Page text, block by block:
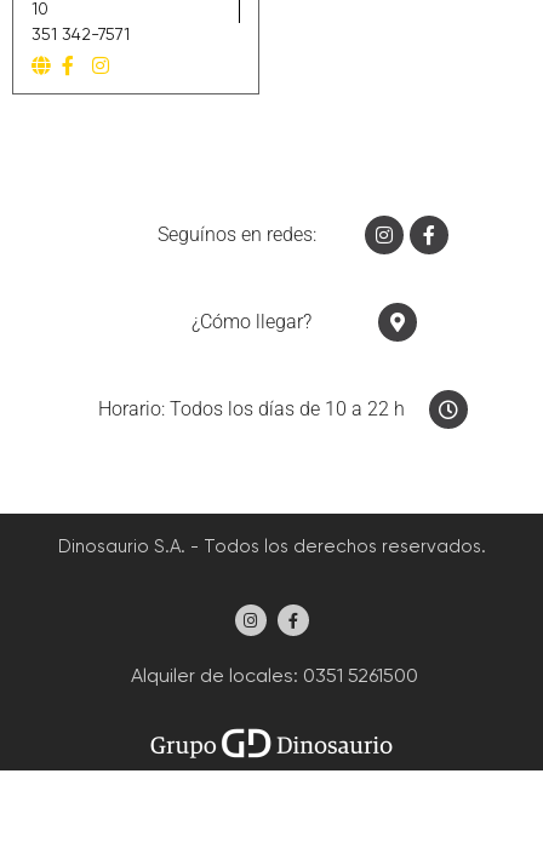
10
351 342-7571
Seguínos en redes:
¿Cómo llegar?
Horario: Todos los días de 10 a 22 h
Dinosaurio S.A. - Todos los derechos reservados.
Alquiler de locales: 0351 5261500